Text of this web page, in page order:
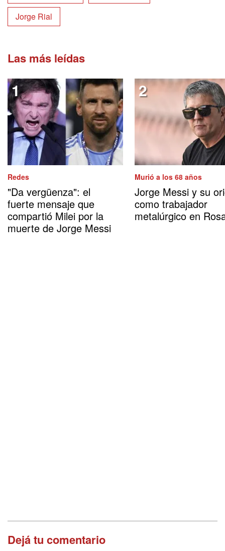
Jorge Rial
Las más leídas
Redes
"Da vergüenza": el
fuerte mensaje que
compartió Milei por la
muerte de Jorge Messi
Murió a los 68 años
Jorge Messi y su
como trabajador
metalúrgico en
Dejá tu comentario